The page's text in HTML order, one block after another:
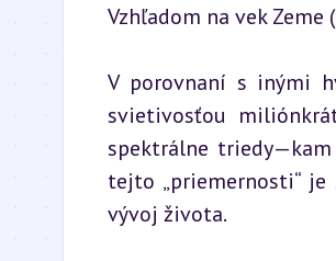
Vzhľadom na vek
V porovnaní s inými
svietivosťou
spektrálne
tejto „priemernosti“
vývoj života.